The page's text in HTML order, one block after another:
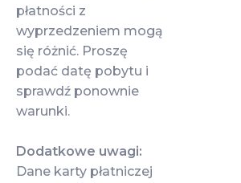
płatności z
wyprzedzeniem mogą
się różnić. Proszę
podać datę pobytu i
sprawdź ponownie
warunki.
Dodatkowe uwagi:
Dane karty płatniczej